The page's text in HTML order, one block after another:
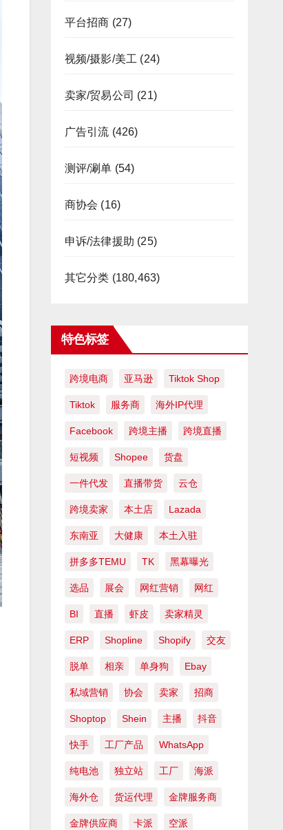
平台招商 (27)
视频/摄影/美工 (24)
卖家/贸易公司 (21)
广告引流 (426)
测评/涮单 (54)
商协会 (16)
申诉/法律援助 (25)
其它分类 (180,463)
特色标签
跨境电商 亚马逊 Tiktok Shop
Tiktok 服务商 海外IP代理
Facebook 跨境主播 跨境直播
短视频 Shopee 货盘
一件代发 直播带货 云仓
跨境卖家 本土店 Lazada
东南亚 大健康 本土入驻
拼多多TEMU TK 黑幕曝光
选品 展会 网红营销 网红
BI 直播 虾皮 卖家精灵
ERP Shopline Shopify 交友
脱单 相亲 单身狗 Ebay
私域营销 协会 卖家 招商
Shoptop Shein 主播 抖音
快手 工厂产品 WhatsApp
纯电池 独立站 工厂 海派
海外仓 货运代理 金牌服务商
金牌供应商 卡派 空派